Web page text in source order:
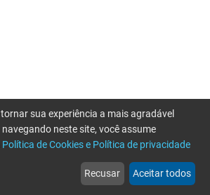
web
Notícias
more_horiz
Mais
sua experiência a mais agradável
neste site, você assume
Política de Cookies e Política de privacidade
Recusar Aceitar todos
por favor tente novamente